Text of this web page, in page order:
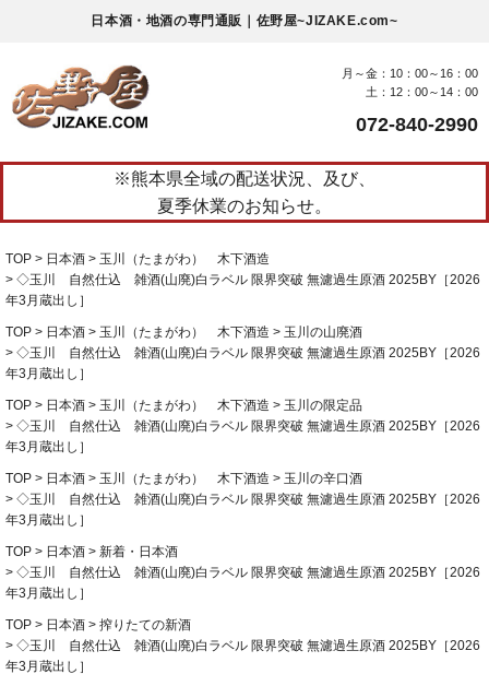
日本酒・地酒の専門通販｜佐野屋~JIZAKE.com~
月～金：10：00～16：00
土：12：00～14：00
072-840-2990
※熊本県全域の配送状況、及び、
夏季休業のお知らせ。
TOP 日本酒
玉川（たまがわ） 木下酒造
◇玉川 自然仕込 雑酒(山廃)白ラベル 限界突破 無濾過生原酒 2025BY［2026
年3月蔵出し］
TOP 日本酒 玉川（たまがわ） 木下酒造
玉川の山廃酒
◇玉川 自然仕込 雑酒(山廃)白ラベル 限界突破 無濾過生原酒 2025BY［2026
年3月蔵出し］
TOP 日本酒 玉川（たまがわ） 木下酒造
玉川の限定品
◇玉川 自然仕込 雑酒(山廃)白ラベル 限界突破 無濾過生原酒 2025BY［2026
年3月蔵出し］
TOP 日本酒 玉川（たまがわ） 木下酒造
玉川の辛口酒
◇玉川 自然仕込 雑酒(山廃)白ラベル 限界突破 無濾過生原酒 2025BY［2026
年3月蔵出し］
TOP 日本酒
新着・日本酒
◇玉川 自然仕込 雑酒(山廃)白ラベル 限界突破 無濾過生原酒 2025BY［2026
年3月蔵出し］
TOP 日本酒
搾りたての新酒
◇玉川 自然仕込 雑酒(山廃)白ラベル 限界突破 無濾過生原酒 2025BY［2026
年3月蔵出し］